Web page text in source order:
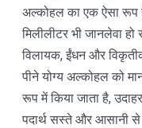
अल्कोहल का एक ऐसा रूप
मिलीलीटर भी जानलेवा
विलायक, ईंधन और
पीने योग्य अल्कोहल को
रूप में किया जाता है,
पदार्थ सस्ते और आसानी से